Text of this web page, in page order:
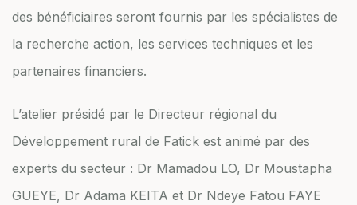
des bénéficiaires seront fournis par les spécialistes de
la recherche action, les services techniques et les
partenaires financiers.
L’atelier présidé par le Directeur régional du
Développement rural de Fatick est animé par des
experts du secteur : Dr Mamadou LO, Dr Moustapha
GUEYE, Dr Adama KEITA et Dr Ndeye Fatou FAYE